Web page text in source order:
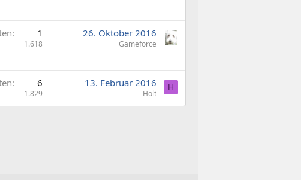
1
1.618
26. Oktober 2016
Gameforce
6
1.829
13. Februar 2016
Holt
H